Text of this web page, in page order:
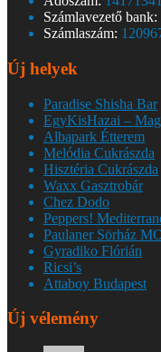
Számlavezető bank:
Számlaszám:
Új helyek
Paradise Shisha Bar
EgyKisHazai –
Albapark Étterem
Melódia Cukrászda
Hisztéria Cukrászda
Waxx Gasztrobár
Chez Dodo
Peppers!
Paulaner Sörház
Gyradiko Flórián
Ricsi’s
Attaboy Budapest
Új vélemény